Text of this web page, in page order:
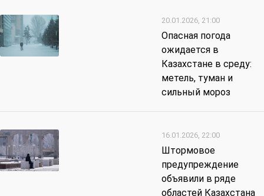
20.01.2026, 21:00
Опасная погода
ожидается в
Казахстане в среду:
метель, туман и
сильный мороз
16.01.2026, 22:00
Штормовое
предупреждение
объявили в ряде
областей Казахстана